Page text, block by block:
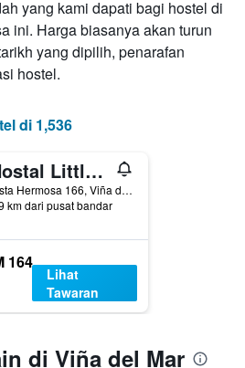
yang kami dapati bagi hostel di
ini. Harga biasanya akan turun
yang dipilih, penarafan
hostel.
di 1,536
Hostal Little Castle - Hostel
Vista Hermosa 166, Viña del Mar, Chile
km dari pusat bandar
164
Lihat
Tawaran
di Viña del Mar